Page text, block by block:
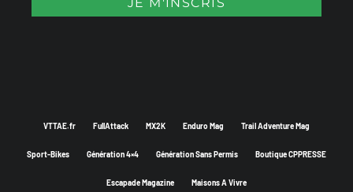
VTTAE.fr FullAttack MX2K Enduro Mag Trail Adventure Mag
Sport-Bikes Génération 4×4 Génération Sans Permis Boutique CPPRESSE
Escapade Magazine Maisons A Vivre